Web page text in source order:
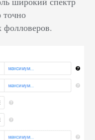
точно
фолловеров.